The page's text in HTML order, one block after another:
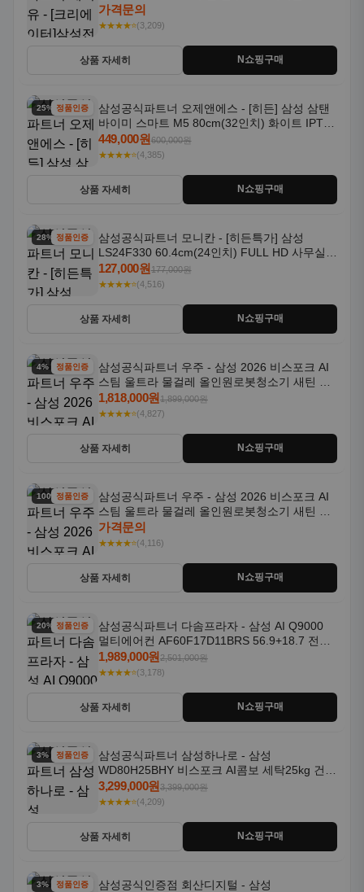
SM-R640N
가격문의
★★★★⭐(3,209)
상품 자세히 N쇼핑구매
25% 할인정품인증
삼성공식파트너 오제앤에스 - [히든] 삼성 삼탠
바이미 스마트 M5 80cm(32인치) 화이트 IPTV
OTT 패키지
449,000원600,000원
★★★★⭐(4,385)
상품 자세히 N쇼핑구매
28% 할인정품인증
삼성공식파트너 모니칸 - [히든특가] 삼성
LS24F330 60.4cm(24인치) FULL HD 사무실/
컴퓨터 모니터
127,000원177,000원
★★★★⭐(4,516)
상품 자세히 N쇼핑구매
4% 할인정품인증
삼성공식파트너 우주 - 삼성 2026 비스포크 AI
스팀 울트라 물걸레 올인원로봇청소기 새틴 그
레이지 AAG
1,818,000원1,899,000원
★★★★⭐(4,827)
상품 자세히 N쇼핑구매
100% 할인
정품인증
삼성공식파트너 우주 - 삼성 2026 비스포크 AI
스팀 울트라 물걸레 올인원로봇청소기 새틴 차
콜 AAH
가격문의
★★★★⭐(4,116)
상품 자세히 N쇼핑구매
20% 할인정품인증
삼성공식파트너 다솜프라자 - 삼성 AI Q9000
멀티에어컨 AF60F17D11BRS 56.9+18.7 전국
기본설치포함
1,989,000원2,501,000원
★★★★⭐(3,178)
상품 자세히 N쇼핑구매
3% 할인정품인증
삼성공식파트너 삼성하나로 - 삼성
WD80H25BHY 비스포크 AI콤보 세탁25kg 건조
18kg 26년형 일체형 1등급
3,299,000원3,399,000원
★★★★⭐(4,209)
상품 자세히 N쇼핑구매
3% 할인정품인증
삼성공식인증점 회산디지털 - 삼성